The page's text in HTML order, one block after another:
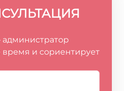
администратор
и сориентирует